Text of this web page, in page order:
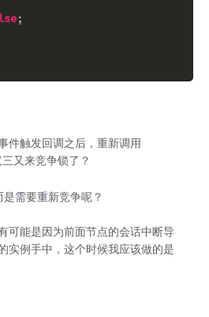
;
件触发回调之后，重新调用
三又来竞争锁了？
需要重新竞争呢？
可能是因为前面节点的会话中断导
实例手中，这个时候我应该做的是